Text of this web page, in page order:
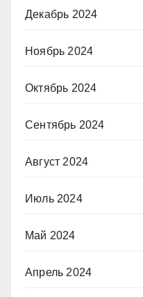
Декабрь 2024
Ноябрь 2024
Октябрь 2024
Сентябрь 2024
Август 2024
Июль 2024
Май 2024
Апрель 2024